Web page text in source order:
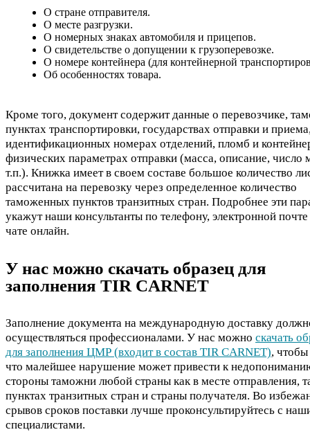
О стране отправителя.
О месте разгрузки.
О номерных знаках автомобиля и прицепов.
О свидетельстве о допущении к грузоперевозке.
О номере контейнера (для контейнерной
Об особенностях товара.
Кроме того, документ содержит данные о перевозчике,
пунктах транспортировки, государствах отправки и
идентификационных номерах отделений, пломб и
физических параметрах отправки (масса, описание, число
т.п.). Книжка имеет в своем составе большое количество
рассчитана на перевозку через определенное количество
таможенных пунктов транзитных стран. Подробнее эти
укажут наши консультанты по телефону, электронной
чате онлайн.
У нас можно скачать образец для
заполнения TIR CARNET
Заполнение документа на международную доставку
осуществляться профессионалами. У нас можно скачать
для заполнения ЦМР (входит в состав TIR CARNET), чтобы
что малейшее нарушение может привести к
стороны таможни любой страны как в месте отправления,
пунктах транзитных стран и страны получателя. Во
срывов сроков поставки лучше проконсультируйтесь с
специалистами.